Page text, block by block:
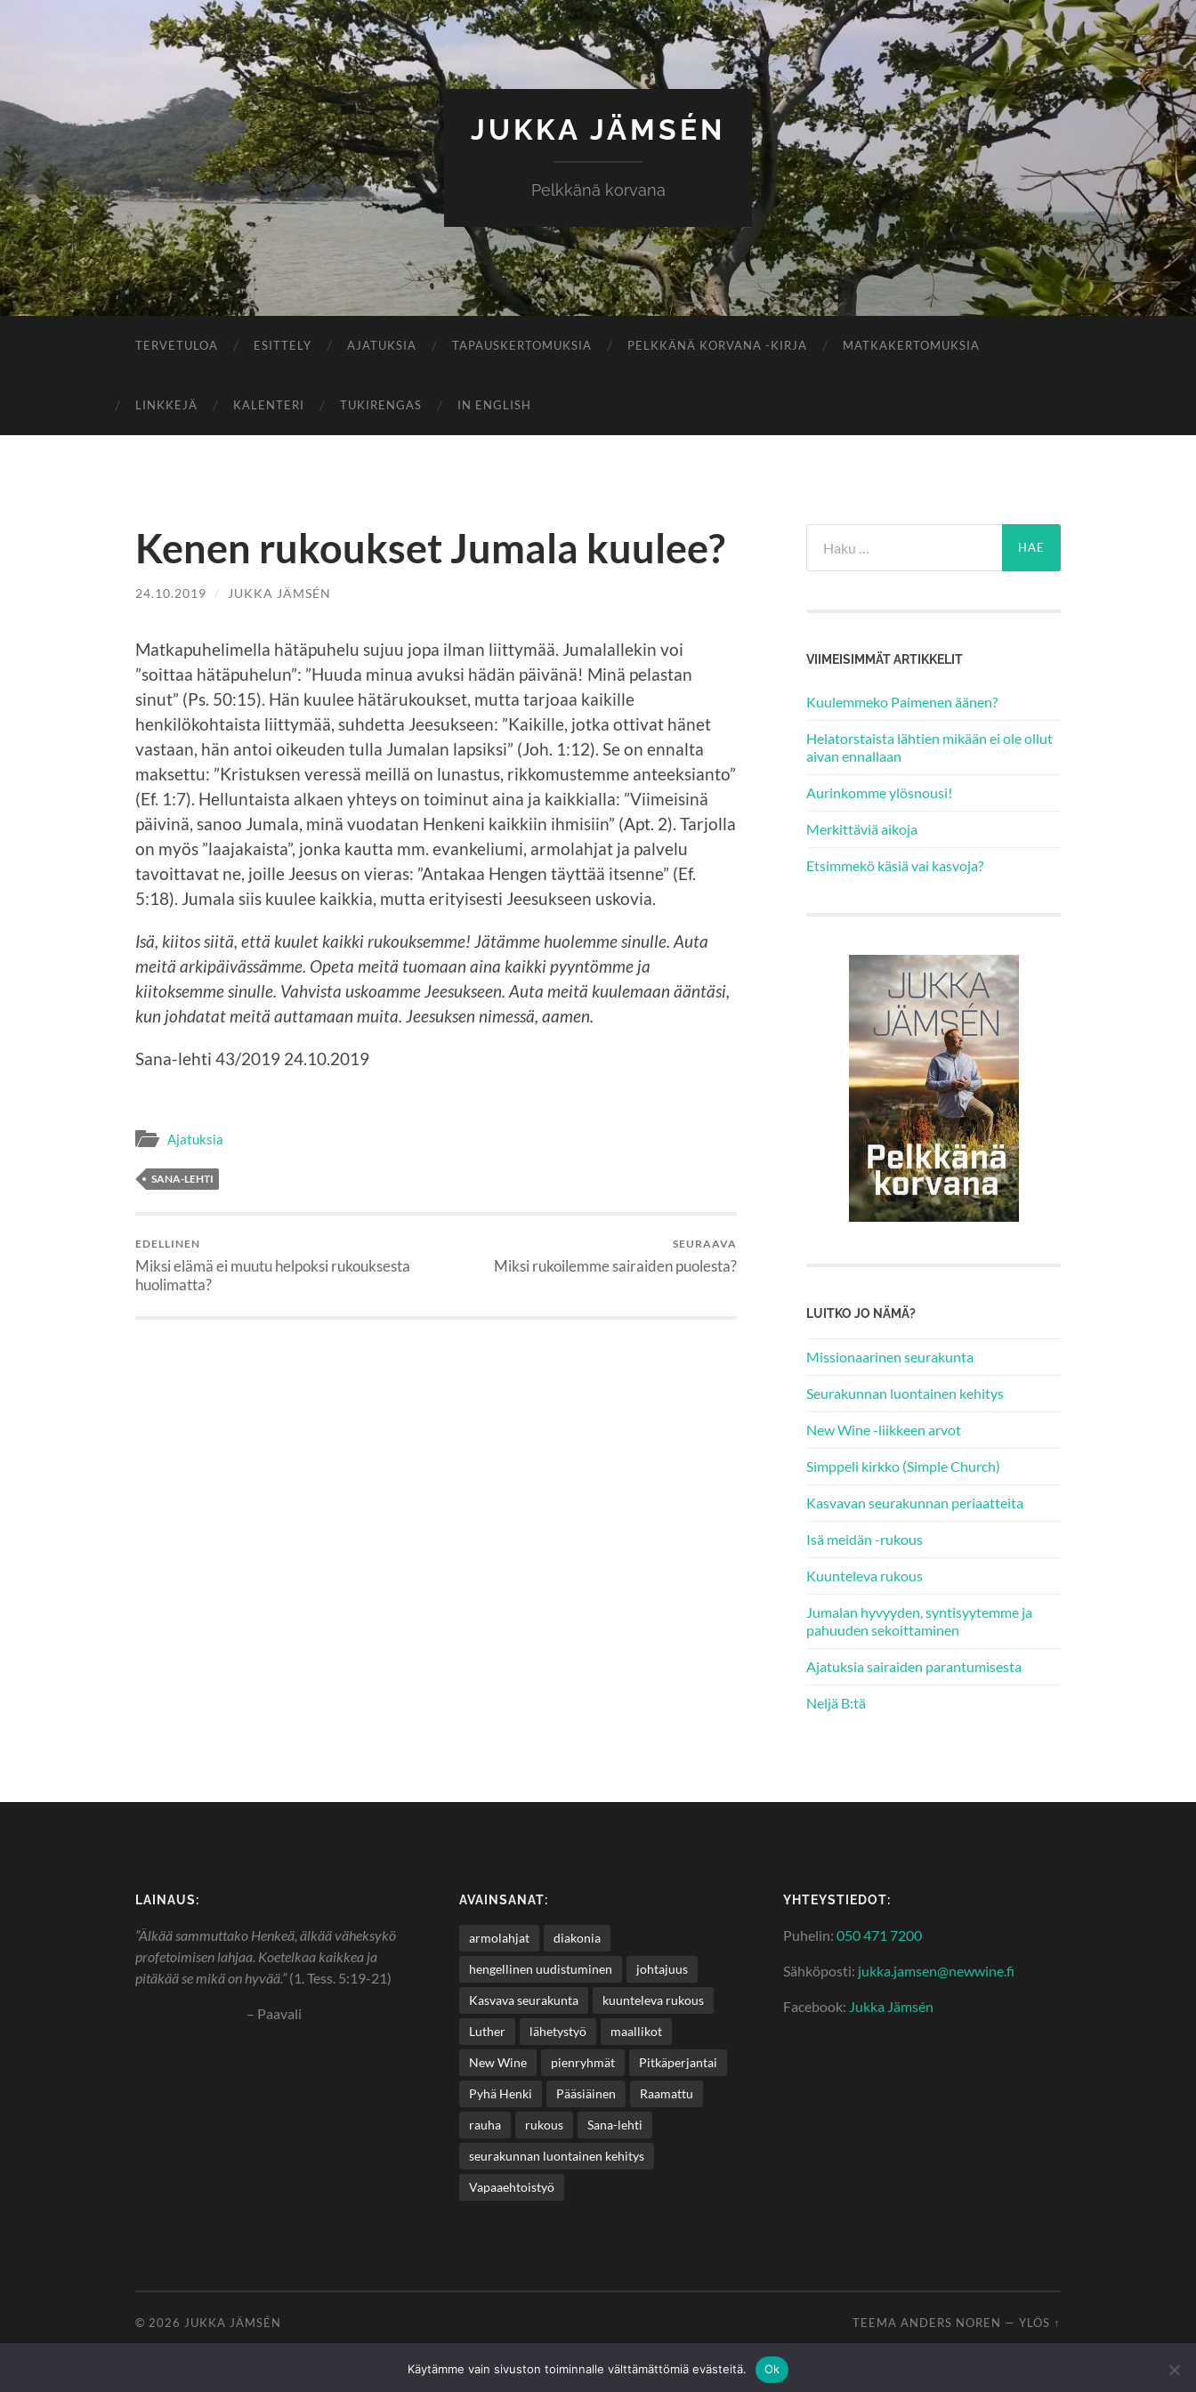
JUKKA JÄMSÉN
Pelkkänä korvana
TERVETULOA ESITTELY AJATUKSIA TAPAUSKERTOMUKSIA PELKKÄNÄ KORVANA -KIRJA MATKAKERTOMUKSIA
LINKKEJÄ KALENTERI TUKIRENGAS IN ENGLISH
Kenen rukoukset Jumala kuulee?
24.10.2019 / JUKKA JÄMSÉN
Matkapuhelimella hätäpuhelu sujuu jopa ilman liittymää. Jumalallekin voi
”soittaa hätäpuhelun”: ”Huuda minua avuksi hädän päivänä! Minä pelastan
sinut” (Ps. 50:15). Hän kuulee hätärukoukset, mutta tarjoaa kaikille
henkilökohtaista liittymää, suhdetta Jeesukseen: ”Kaikille, jotka ottivat hänet
vastaan, hän antoi oikeuden tulla Jumalan lapsiksi” (Joh. 1:12). Se on ennalta
maksettu: ”Kristuksen veressä meillä on lunastus, rikkomustemme anteeksianto”
(Ef. 1:7). Helluntaista alkaen yhteys on toiminut aina ja kaikkialla: ”Viimeisinä
päivinä, sanoo Jumala, minä vuodatan Henkeni kaikkiin ihmisiin” (Apt. 2). Tarjolla
on myös ”laajakaista”, jonka kautta mm. evankeliumi, armolahjat ja palvelu
tavoittavat ne, joille Jeesus on vieras: ”Antakaa Hengen täyttää itsenne” (Ef.
5:18). Jumala siis kuulee kaikkia, mutta erityisesti Jeesukseen uskovia.
Isä, kiitos siitä, että kuulet kaikki rukouksemme! Jätämme huolemme sinulle. Auta
meitä arkipäivässämme. Opeta meitä tuomaan aina kaikki pyyntömme ja
kiitoksemme sinulle. Vahvista uskoamme Jeesukseen. Auta meitä kuulemaan ääntäsi,
kun johdatat meitä auttamaan muita. Jeesuksen nimessä, aamen.
Sana-lehti 43/2019 24.10.2019
Ajatuksia
SANA-LEHTI
EDELLINEN
Miksi elämä ei muutu helpoksi rukouksesta
huolimatta?
SEURAAVA
Miksi rukoilemme sairaiden puolesta?
VIIMEISIMMÄT ARTIKKELIT
Kuulemmeko Paimenen äänen?
Helatorstaista lähtien mikään ei ole ollut
aivan ennallaan
Aurinkomme ylösnousi!
Merkittäviä aikoja
Etsimmekö käsiä vai kasvoja?
LUITKO JO NÄMÄ?
Missionaarinen seurakunta
Seurakunnan luontainen kehitys
New Wine -liikkeen arvot
Simppeli kirkko (Simple Church)
Kasvavan seurakunnan periaatteita
Isä meidän -rukous
Kuunteleva rukous
Jumalan hyvyyden, syntisyytemme ja
pahuuden sekoittaminen
Ajatuksia sairaiden parantumisesta
Neljä B:tä
LAINAUS:
”Älkää sammuttako Henkeä, älkää väheksykö
profetoimisen lahjaa. Koetelkaa kaikkea ja
pitäkää se mikä on hyvää.”(1. Tess. 5:19-21)
– Paavali
AVAINSANAT:
armolahjat diakonia
hengellinen uudistuminen johtajuus
Kasvava seurakunta kuunteleva rukous
Luther lähetystyö maallikot
New Wine pienryhmät Pitkäperjantai
Pyhä Henki Pääsiäinen Raamattu
rauha rukous Sana-lehti
seurakunnan luontainen kehitys
Vapaaehtoistyö
YHTEYSTIEDOT:
Puhelin: 050 471 7200
Sähköposti: jukka.jamsen@newwine.fi
Facebook: Jukka Jämsén
© 2026 JUKKA JÄMSÉN TEEMA ANDERS NOREN — YLÖS ↑
Käytämme vain sivuston toiminnalle välttämättömiä evästeitä. Ok